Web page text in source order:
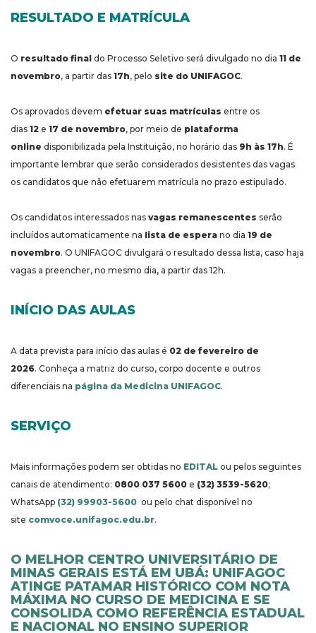
RESULTADO E MATRÍCULA
O resultado final do Processo Seletivo será divulgado no dia 11 de
novembro, a partir das 17h, pelo site do UNIFAGOC.
Os aprovados devem efetuar suas matrículas entre os
dias 12 e 17 de novembro, por meio de plataforma
online disponibilizada pela Instituição, no horário das 9h às 17h. É
importante lembrar que serão considerados desistentes das vagas
os candidatos que não efetuarem matrícula no prazo estipulado.
Os candidatos interessados nas vagas remanescentes serão
incluídos automaticamente na lista de espera no dia 19 de
novembro. O UNIFAGOC divulgará o resultado dessa lista, caso haja
vagas a preencher, no mesmo dia, a partir das 12h.
INÍCIO DAS AULAS
A data prevista para início das aulas é 02 de fevereiro de
2026. Conheça a matriz do curso, corpo docente e outros
diferenciais na página da Medicina UNIFAGOC.
SERVIÇO
Mais informações podem ser obtidas no EDITAL ou pelos seguintes
canais de atendimento: 0800 037 5600 e (32) 3539-5620;
WhatsApp (32) 99903-5600 ou pelo chat disponível no
site comvoce.unifagoc.edu.br.
O MELHOR CENTRO UNIVERSITÁRIO DE
MINAS GERAIS ESTÁ EM UBÁ: UNIFAGOC
ATINGE PATAMAR HISTÓRICO COM NOTA
MÁXIMA NO CURSO DE MEDICINA E SE
CONSOLIDA COMO REFERÊNCIA ESTADUAL
E NACIONAL NO ENSINO SUPERIOR